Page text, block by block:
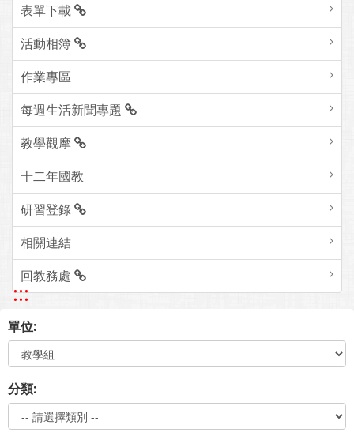
表單下載
活動相簿
作業專區
每週生活新聞專題
教學觀摩
十二年國教
研習登錄
相關連結
回教務處
:::
單位:
分類: